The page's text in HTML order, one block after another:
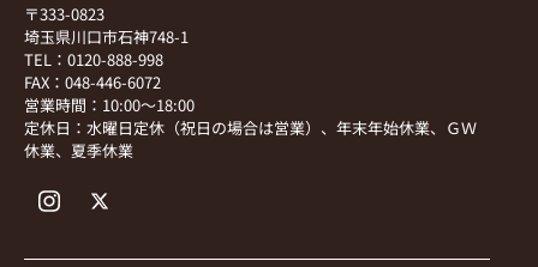
〒333-0823
埼玉県川口市石神748-1
TEL：0120-888-998
FAX：048-446-6072
営業時間：10:00～18:00
定休日：水曜日定休（祝日の場合は営業）、年末年始休業、ＧＷ
休業、夏季休業